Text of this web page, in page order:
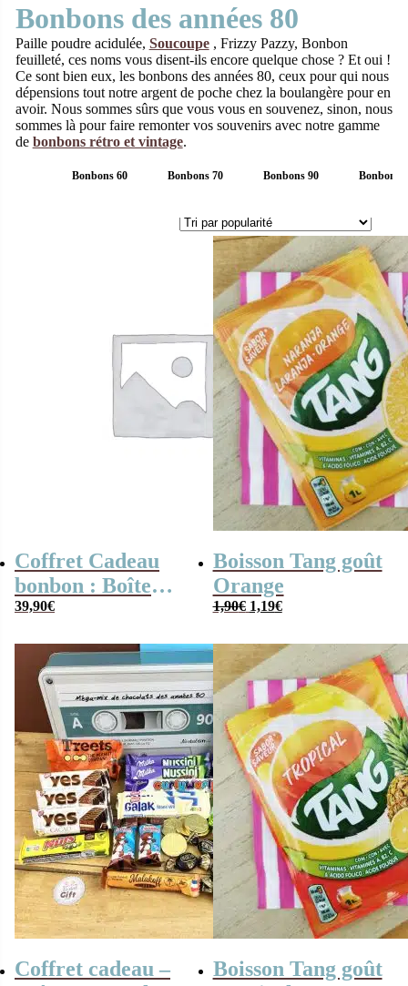
Bonbons des années 80
Paille poudre acidulée, Soucoupe, Frizzy Pazzy, Bonbon
feuilleté, ces noms vous disent-ils encore quelque chose ? Et oui !
Ce sont bien eux, les bonbons des années 80, ceux pour qui nous
dépensions tout notre argent de poche chez la boulangère pour en
avoir. Nous sommes sûrs que vous vous en souvenez, sinon, nous
sommes là pour faire remonter vos souvenirs avec notre gamme
de bonbons rétro et vintage.
Bonbons 60 Bonbons 70 Bonbons 90 Bonbons
Coffret Cadeau
bonbon : Boîte
“Mire tv” –
années 80
39,90€
Boisson Tang goût
Orange
1,90€ Le
était :
1,90€.
1,19€Le
est :
1,19€.
Coffret cadeau –
Boisson Tang goût